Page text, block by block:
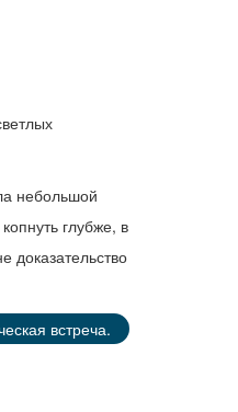
небольшой
глубже, в
доказательство
встреча.